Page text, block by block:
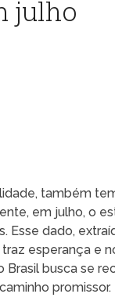
julho
também
em julho, o
Esse dado,
esperança e
busca se
promissor.